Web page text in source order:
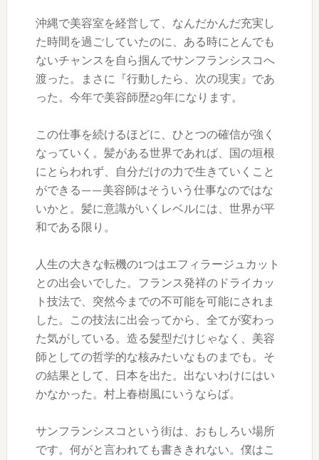
沖縄で美容室を経営して、なんだかんだ充実し
た時間を過ごしていたのに、ある時にとんでも
ないチャンスを自ら掴んでサンフランシスコへ
渡った。まさに『行動したら、次の現実』であ
った。今年で美容師歴29年になります。
この仕事を続けるほどに、ひとつの確信が強く
なっていく。髪がある世界であれば、国の垣根
にとらわれず、自分だけの力で生きていくこと
ができる——美容師はそういう仕事なのではな
いかと。髪に意識がいくレベルには、世界が平
和である限り。
人生の大きな転機の1つはエフィラージュカット
との出会いでした。フランス発祥のドライカッ
ト技法で、突然今までの不可能を可能にされま
した。この技法に出会ってから、全てが変わっ
た気がしている。造る髪型だけじゃなく、美容
師としての哲学的な核みたいなものまでも。そ
の結果として、日本を出た。出ないわけにはい
かなかった。村上春樹風にいうならば。
サンフランシスコという街は、おもしろい場所
です。何がと言われても書ききれない。僕はこ